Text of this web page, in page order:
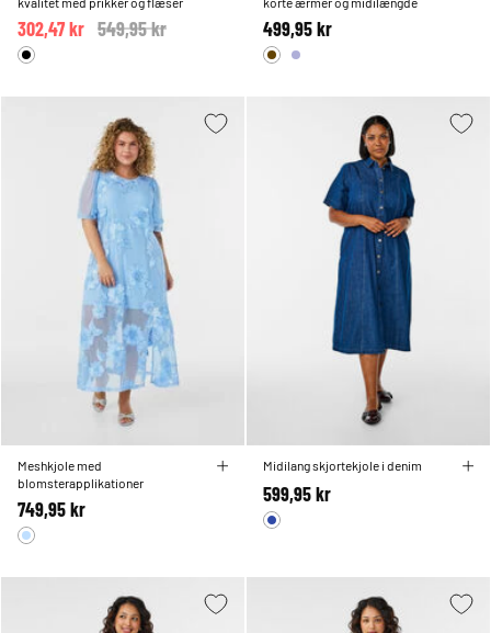
Price reduced from
549,95 kr
302,47 kr 499,95 kr
Meshkjole med
blomsterapplikationer
749,95 kr
Midilang skjortekjole i denim
599,95 kr